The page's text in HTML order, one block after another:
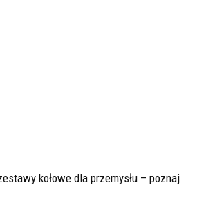
kołowe dla przemysłu – poznaj